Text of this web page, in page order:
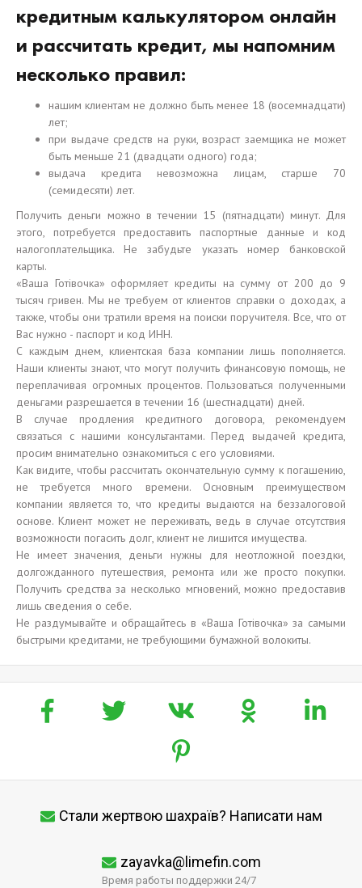
кредитным калькулятором онлайн
и рассчитать кредит, мы напомним
несколько правил:
нашим клиентам не должно быть менее 18 (восемнадцати)
лет;
при выдаче средств на руки, возраст заемщика не может
быть меньше 21 (двадцати одного) года;
выдача кредита невозможна лицам, старше 70
(семидесяти) лет.
Получить деньги можно в течении 15 (пятнадцати) минут. Для
этого, потребуется предоставить паспортные данные и код
налогоплательщика. Не забудьте указать номер банковской
карты.
«Ваша Готівочка» оформляет кредиты на сумму от 200 до 9
тысяч гривен. Мы не требуем от клиентов справки о доходах, а
также, чтобы они тратили время на поиски поручителя. Все, что от
Вас нужно - паспорт и код ИНН.
С каждым днем, клиентская база компании лишь пополняется.
Наши клиенты знают, что могут получить финансовую помощь, не
переплачивая огромных процентов. Пользоваться полученными
деньгами разрешается в течении 16 (шестнадцати) дней.
В случае продления кредитного договора, рекомендуем
связаться с нашими консультантами. Перед выдачей кредита,
просим внимательно ознакомиться с его условиями.
Как видите, чтобы рассчитать окончательную сумму к погашению,
не требуется много времени. Основным преимуществом
компании является то, что кредиты выдаются на беззалоговой
основе. Клиент может не переживать, ведь в случае отсутствия
возможности погасить долг, клиент не лишится имущества.
Не имеет значения, деньги нужны для неотложной поездки,
долгожданного путешествия, ремонта или же просто покупки.
Получить средства за несколько мгновений, можно предоставив
лишь сведения о себе.
Не раздумывайте и обращайтесь в «Ваша Готівочка» за самыми
быстрыми кредитами, не требующими бумажной волокиты.
Стали жертвою шахраїв? Написати нам
zayavka@limefin.com
Время работы поддержки 24/7